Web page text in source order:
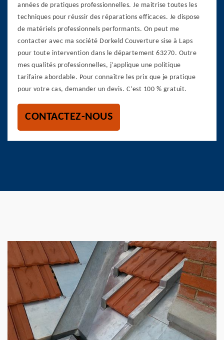
années de pratiques professionnelles. Je maitrise toutes les
techniques pour réussir des réparations efficaces. Je dispose
de matériels professionnels performants. On peut me
contacter avec ma société Dorkeld Couverture sise à Laps
pour toute intervention dans le département 63270. Outre
mes qualités professionnelles, j’applique une politique
tarifaire abordable. Pour connaître les prix que je pratique
pour votre cas, demander un devis. C’est 100 % gratuit.
CONTACTEZ-NOUS